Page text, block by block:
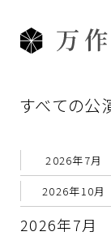
すべての公
2026年7月
2026年7月
2026年10月